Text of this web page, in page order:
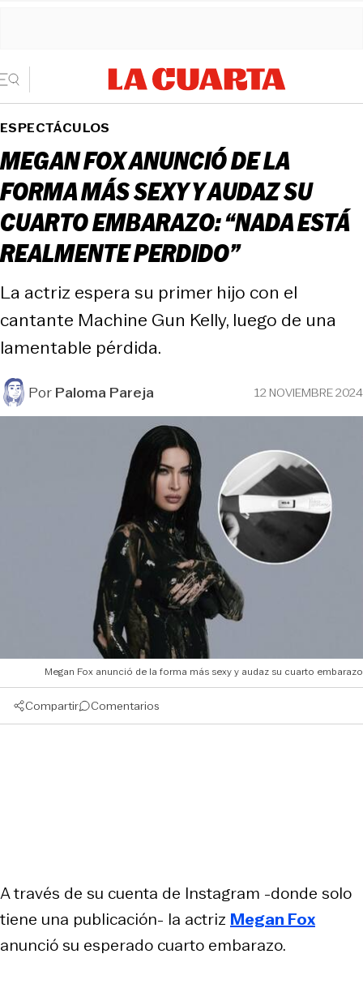
ESPECTÁCULOS
MEGAN FOX ANUNCIÓ DE LA
FORMA MÁS SEXY Y AUDAZ SU
CUARTO EMBARAZO: “NADA ESTÁ
REALMENTE PERDIDO”
La actriz espera su primer hijo con el
cantante Machine Gun Kelly, luego de una
lamentable pérdida.
PorPaloma Pareja 12 NOVIEMBRE 2024
Megan Fox anunció de la forma más sexy y audaz su cuarto embarazo
Compartir Comentarios
A través de su cuenta de Instagram -donde solo
tiene una publicación- la actriz Megan Fox
anunció su esperado cuarto embarazo.